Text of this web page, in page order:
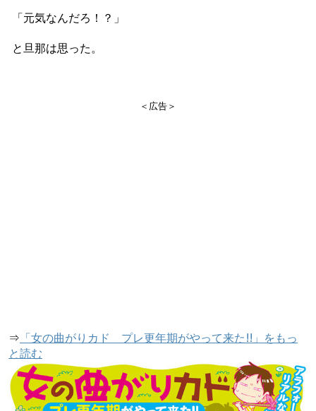
「元気なんだろ！？」
と旦那は思った。
＜広告＞
⇒ 「女の曲がりカド プレ更年期がやって来た!!」をもっ
と読む